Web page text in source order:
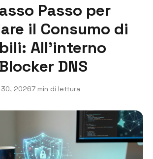
Passo per
il Consumo di
All'interno
DNS
20267 min di lettura